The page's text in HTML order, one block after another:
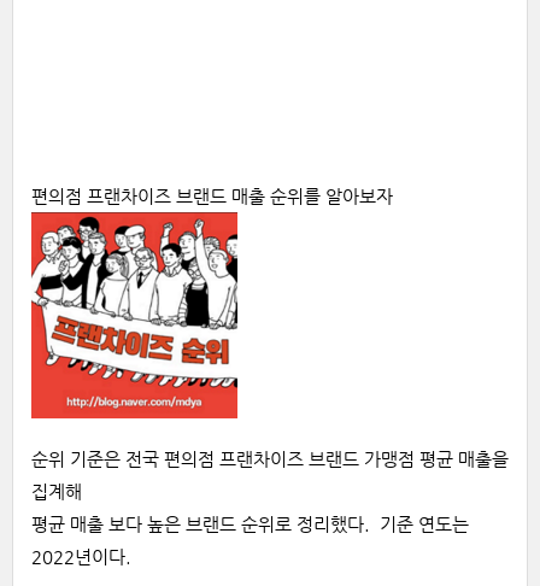
편의점 프랜차이즈 브랜드 매출 순위를 알아보자
순위 기준은 전국 편의점 프랜차이즈 브랜드 가맹점 평균 매출을
집계해
평균 매출 보다 높은 브랜드 순위로 정리했다 기준 연도는
2022년이다.